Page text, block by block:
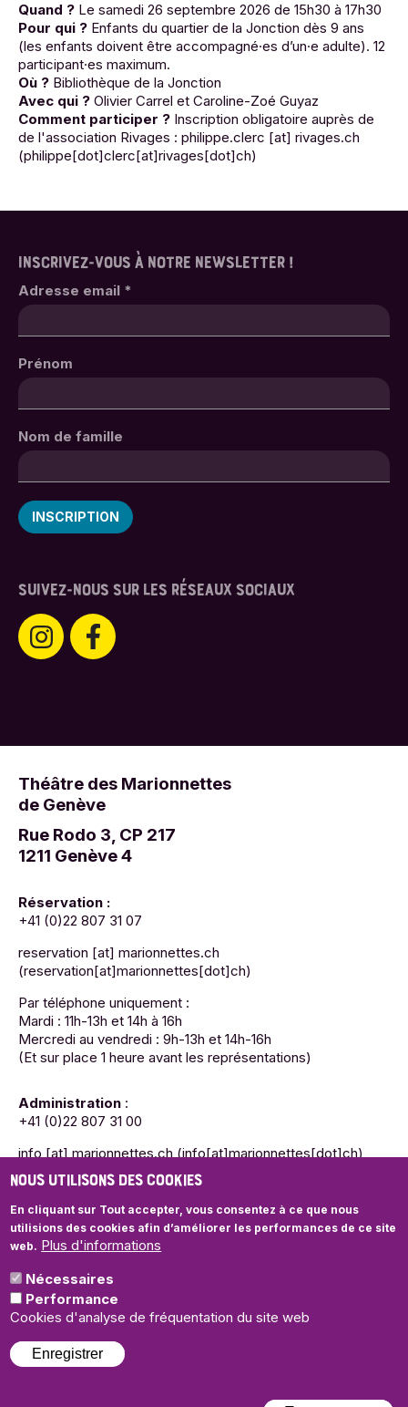
Quand ? Le samedi 26 septembre 2026 de 15h30 à 17h30
Pour qui ? Enfants du quartier de la Jonction dès 9 ans
(les enfants doivent être accompagné·es d’un·e adulte). 12
participant·es maximum.
Où ? Bibliothèque de la Jonction
Avec qui ? Olivier Carrel et Caroline-Zoé Guyaz
Comment participer ? Inscription obligatoire auprès de
de l'association Rivages : philippe.clerc [at] rivages.ch
(philippe[dot]clerc[at]rivages[dot]ch)
INSCRIVEZ-VOUS À NOTRE NEWSLETTER !
Adresse email *
Prénom
Nom de famille
SUIVEZ-NOUS SUR LES RÉSEAUX SOCIAUX
Théâtre des Marionnettes
de Genève
Rue Rodo 3, CP 217
1211 Genève 4
Réservation :
+41 (0)22 807 31 07
reservation [at] marionnettes.ch
(reservation[at]marionnettes[dot]ch)
Par téléphone uniquement :
Mardi : 11h-13h et 14h à 16h
Mercredi au vendredi : 9h-13h et 14h-16h
(Et sur place 1 heure avant les représentations)
Administration :
+41 (0)22 807 31 00
info [at] marionnettes.ch (info[at]marionnettes[dot]ch)
Mardi : 11h-13h et 14h à 16h
Mercredi au vendredi : 9h-13h et 14h-16h
© Théâtre des Marionnettes de Genève
Politique de confidentialité
Illustrations et graphisme de saison:
NOUS UTILISONS DES COOKIES
En cliquant sur Tout accepter, vous consentez à ce que nous
utilisions des cookies afin d’améliorer les performances de ce site
web. Plus d'informations
Nécessaires
Performance
Cookies d'analyse de fréquentation du site web
Enregistrer